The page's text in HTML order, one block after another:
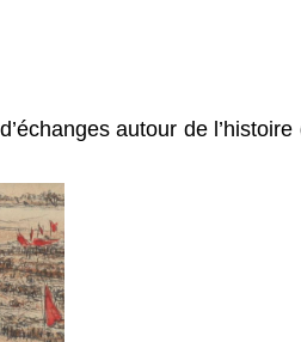
autour de